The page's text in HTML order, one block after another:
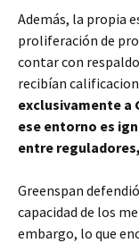
Además, la propia
proliferación de
contar con
recibían
exclusivamente a
ese entorno es
entre
Greenspan
capacidad de los
embargo, lo que